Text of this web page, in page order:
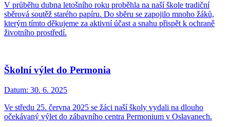
V průběhu dubna letošního roku proběhla na naší škole tradiční
sběrová soutěž starého papíru. Do sběru se zapojilo mnoho žáků,
kterým tímto děkujeme za aktivní účast a snahu přispět k ochraně
životního prostředí.
Školní výlet do Permonia
Datum: 30. 6. 2025
Ve středu 25. června 2025 se žáci naší školy vydali na dlouho
očekávaný výlet do zábavního centra Permonium v Oslavanech.